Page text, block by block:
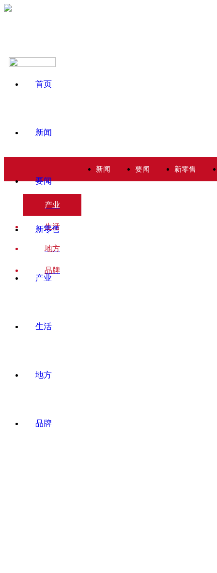
首页
新闻
要闻
新零售
产业
生活
地方
品牌
新闻 要闻 新零售
产业
生活
地方
品牌